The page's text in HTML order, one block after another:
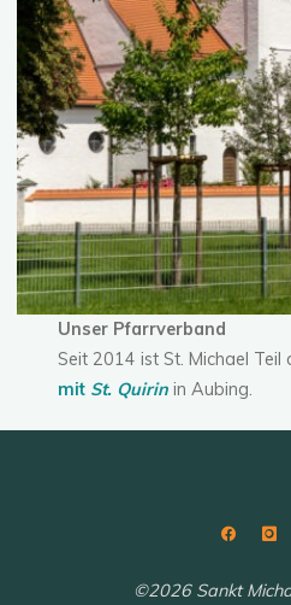
Unser Pfarrverband
Seit 2014 ist St. Michael Teil
mit St. Quirinin Aubing.
©2026 Sankt